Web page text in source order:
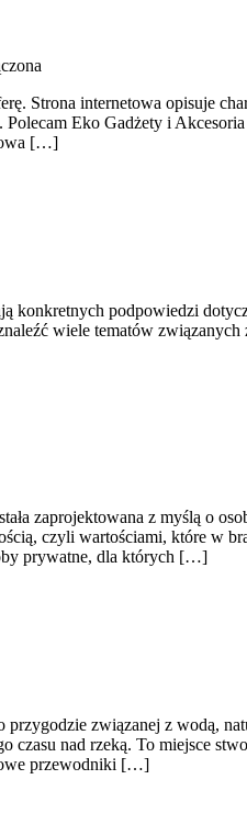
Strona internetowa opisuje
Eko Gadżety i
[…]
konkretnych podpowiedzi
wiele tematów
zaprojektowana z myślą o
czyli wartościami, które w
prywatne, dla których […]
związanej z wodą,
nad rzeką. To miejsce
przewodniki […]